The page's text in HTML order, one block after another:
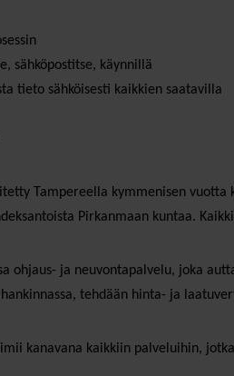
sähköpostitse, käynnillä
tieto sähköisesti kaikkien saatavilla
Tampereella kymmenisen
Pirkanmaan kuntaa.
ohjaus- ja neuvontapalvelu, joka
tehdään hinta- ja
kanavana kaikkiin palveluihin,